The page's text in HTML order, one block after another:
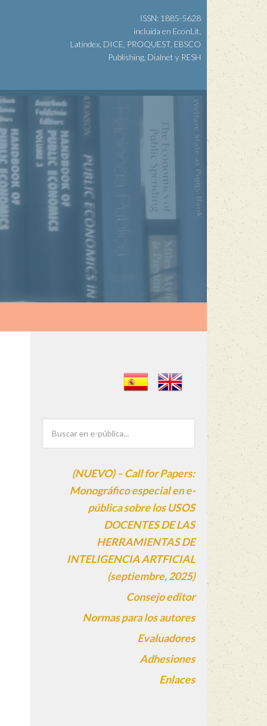
ISSN: 1885-5628
incluida en EconLit,
Latindex, DICE, PROQUEST, EBSCO
Publishing, Dialnet y RESH
(NUEVO) – Call for Papers:
Monográfico especial en e-
pública sobre los USOS
DOCENTES DE LAS
HERRAMIENTAS DE
INTELIGENCIA ARTFICIAL
(septiembre, 2025)
Consejo editor
Normas para los autores
Evaluadores
Adhesiones
Enlaces